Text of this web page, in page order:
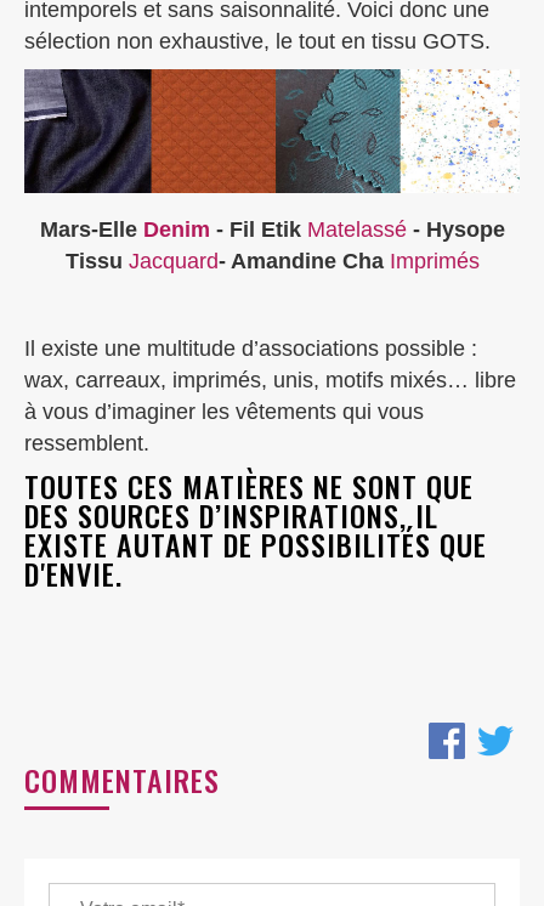
intemporels et sans saisonnalité. Voici donc une
sélection non exhaustive, le tout en tissu GOTS.
Mars-Elle Denim - Fil Etik Matelassé - Hysope
Tissu Jacquard- Amandine Cha Imprimés
Il existe une multitude d’associations possible :
wax, carreaux, imprimés, unis, motifs mixés… libre
à vous d’imaginer les vêtements qui vous
ressemblent.
TOUTES CES MATIÈRES NE SONT QUE
DES SOURCES D’INSPIRATIONS, IL
EXISTE AUTANT DE POSSIBILITÉS QUE
D'ENVIE.
COMMENTAIRES